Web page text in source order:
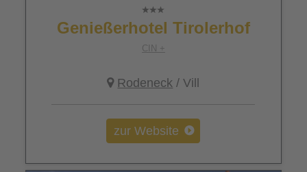
Genießerhotel Tirolerhof
CIN +
Rodeneck / Vill
zur Website